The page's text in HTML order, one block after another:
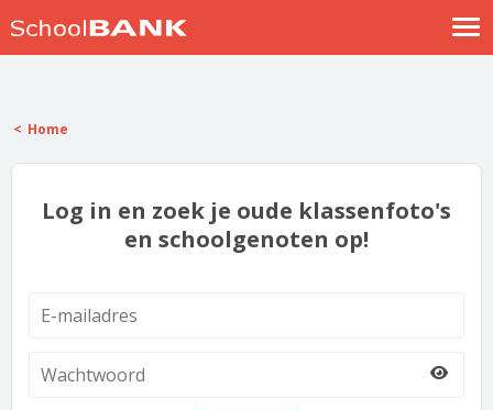
Help
Home
Log in en zoek je oude klassenfoto's
en schoolgenoten op!